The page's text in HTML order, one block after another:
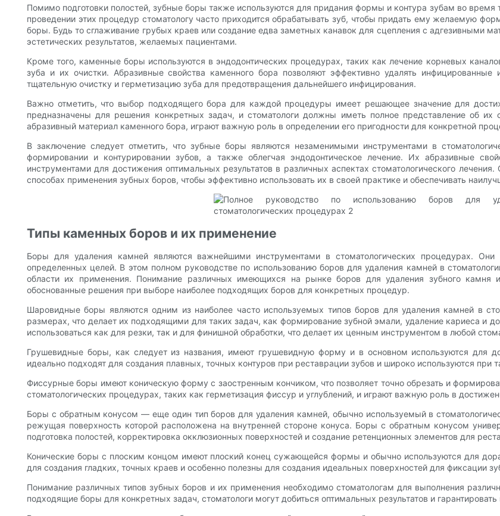
Помимо подготовки полостей, зубные боры также используются для придания формы и контура зубам во время
проведении этих процедур стоматологу часто приходится обрабатывать зуб, чтобы придать ему желаемую
боры. Будь то сглаживание грубых краев или создание едва заметных канавок для сцепления с адгезивными
эстетических результатов, желаемых пациентами.
Кроме того, каменные боры используются в эндодонтических процедурах, таких как лечение корневых
зуба и их очистки. Абразивные свойства каменного бора позволяют эффективно удалять
тщательную очистку и герметизацию зуба для предотвращения дальнейшего инфицирования.
Важно отметить, что выбор подходящего бора для каждой процедуры имеет решающее значение для
предназначены для решения конкретных задач, и стоматологи должны иметь полное представление об
абразивный материал каменного бора, играют важную роль в определении его пригодности для конкретной
В заключение следует отметить, что зубные боры являются незаменимыми инструментами в
формировании и контурировании зубов, а также облегчая эндодонтическое лечение. Их абразивные
инструментами для достижения оптимальных результатов в различных аспектах стоматологического
способах применения зубных боров, чтобы эффективно использовать их в своей практике и обеспечивать
Типы каменных боров и их применение
Боры для удаления камней являются важнейшими инструментами в стоматологических процедурах.
определенных целей. В этом полном руководстве по использованию боров для удаления камней в
области их применения. Понимание различных имеющихся на рынке боров для удаления зубного камня
обоснованные решения при выборе наиболее подходящих боров для конкретных процедур.
Шаровидные боры являются одним из наиболее часто используемых типов боров для удаления камней в
размерах, что делает их подходящими для таких задач, как формирование зубной эмали, удаление кариеса и
использоваться как для резки, так и для финишной обработки, что делает их ценным инструментом в любой
Грушевидные боры, как следует из названия, имеют грушевидную форму и в основном используются для
идеально подходят для создания плавных, точных контуров при реставрации зубов и широко используются при
Фиссурные боры имеют коническую форму с заостренным кончиком, что позволяет точно обрезать и
стоматологических процедурах, таких как герметизация фиссур и углублений, и играют важную роль в
Боры с обратным конусом — еще один тип боров для удаления камней, обычно используемый в
режущая поверхность которой расположена на внутренней стороне конуса. Боры с обратным конусом
подготовка полостей, корректировка окклюзионных поверхностей и создание ретенционных элементов для
Конические боры с плоским концом имеют плоский конец сужающейся формы и обычно используются для
для создания гладких, точных краев и особенно полезны для создания идеальных поверхностей для фиксации
Понимание различных типов зубных боров и их применения необходимо стоматологам для выполнения
подходящие боры для конкретных задач, стоматологи могут добиться оптимальных результатов и